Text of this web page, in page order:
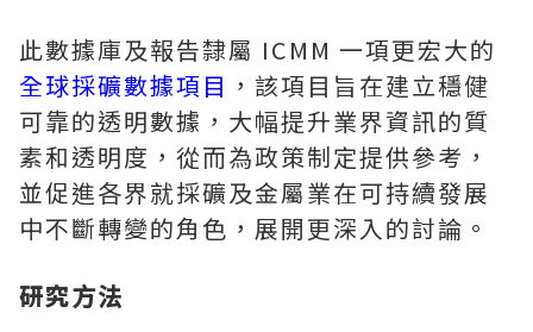
此數據庫及報告隸屬 ICMM 一項更宏大的
全球採礦數據項目 ，該項目旨在建立穩健
可靠的透明數據，大幅提升業界資訊的質
素和透明度，從而為政策制定提供參考，
並促進各界就採礦及金屬業在可持續發展
中不斷轉變的角色，展開更深入的討論。
研究方法